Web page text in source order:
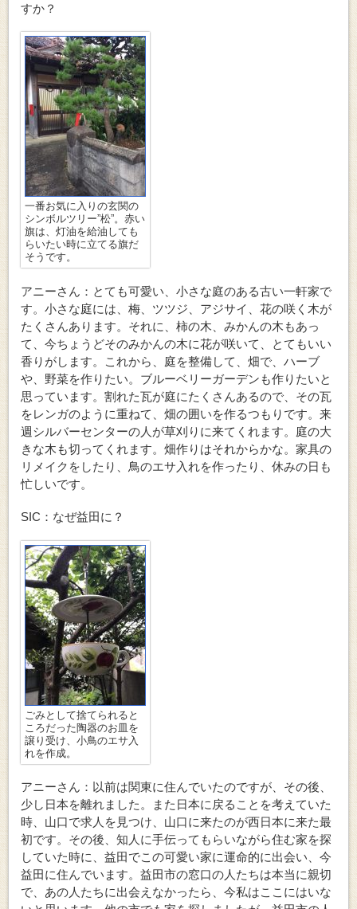
すか？
一番お気に入りの玄関の
シンボルツリー”松”。赤い
旗は、灯油を給油しても
らいたい時に立てる旗だ
そうです。
アニーさん：とても可愛い、小さな庭のある古い一軒家で
す。小さな庭には、梅、ツツジ、アジサイ、花の咲く木が
たくさんあります。それに、柿の木、みかんの木もあっ
て、今ちょうどそのみかんの木に花が咲いて、とてもいい
香りがします。これから、庭を整備して、畑で、ハーブ
や、野菜を作りたい。ブルーベリーガーデンも作りたいと
思っています。割れた瓦が庭にたくさんあるので、その瓦
をレンガのように重ねて、畑の囲いを作るつもりです。来
週シルバーセンターの人が草刈りに来てくれます。庭の大
きな木も切ってくれます。畑作りはそれからかな。家具の
リメイクをしたり、鳥のエサ入れを作ったり、休みの日も
忙しいです。
SIC：なぜ益田に？
ごみとして捨てられると
ころだった陶器のお皿を
譲り受け、小鳥のエサ入
れを作成。
アニーさん：以前は関東に住んでいたのですが、その後、
少し日本を離れました。また日本に戻ることを考えていた
時、山口で求人を見つけ、山口に来たのが西日本に来た最
初です。その後、知人に手伝ってもらいながら住む家を探
していた時に、益田でこの可愛い家に運命的に出会い、今
益田に住んでいます。益田市の窓口の人たちは本当に親切
で、あの人たちに出会えなかったら、今私はここにはいな